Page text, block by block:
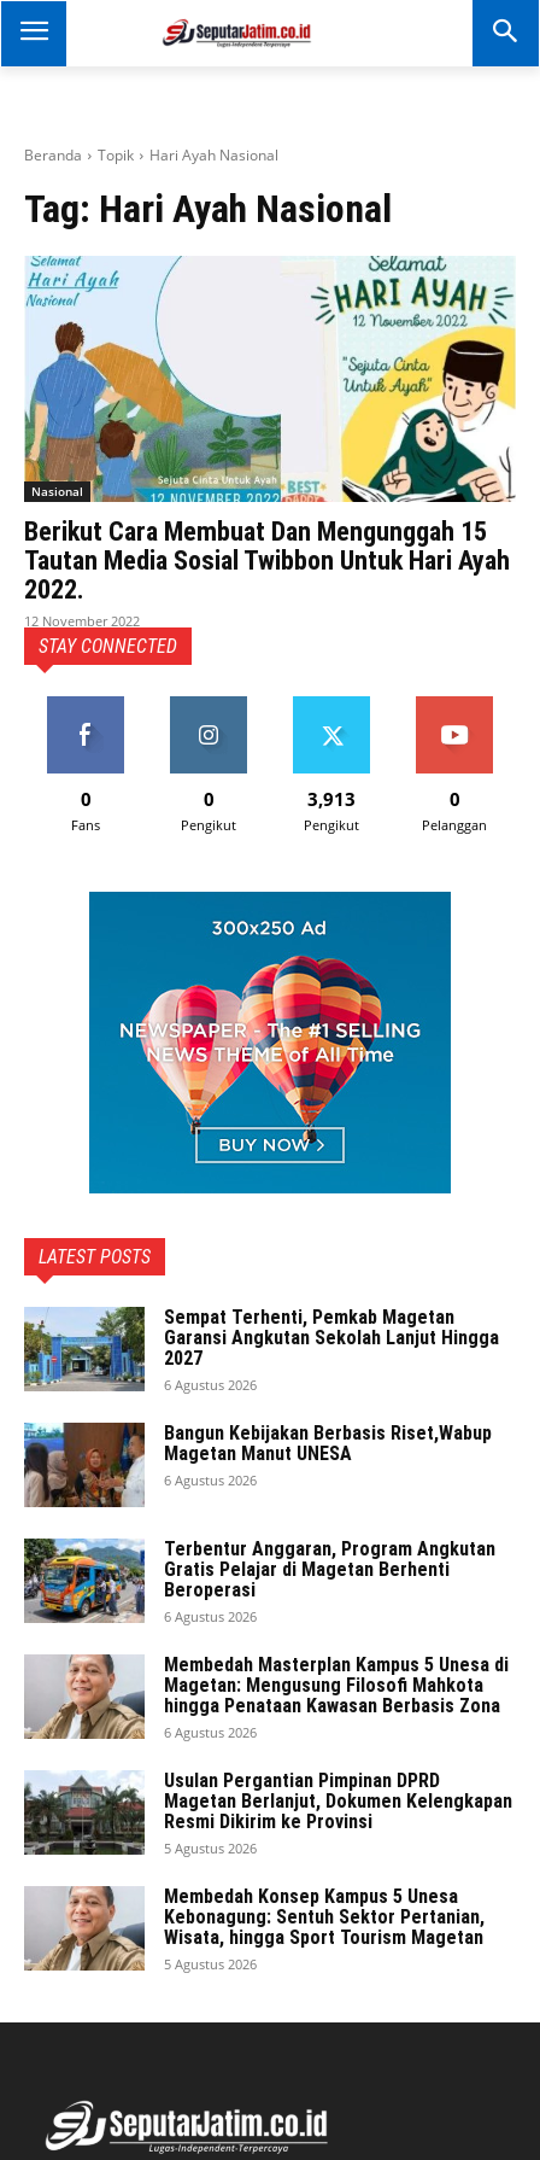
SEPUTAR JATIM
Portal Informasi Dan
Beranda Topik Hari Ayah Nasional
Tag: Hari Ayah Nasional
Nasional
Berikut Cara Membuat Dan Mengunggah 15
Tautan Media Sosial Twibbon Untuk Hari Ayah
2022.
12 November 2022
STAY CONNECTED
0
Fans
0
Pengikut
3,913
Pengikut
0
Pelanggan
LATEST POSTS
Sempat Terhenti, Pemkab Magetan
Garansi Angkutan Sekolah Lanjut Hingga
2027
6 Agustus 2026
Bangun Kebijakan Berbasis Riset,Wabup
Magetan Manut UNESA
6 Agustus 2026
Terbentur Anggaran, Program Angkutan
Gratis Pelajar di Magetan Berhenti
Beroperasi
6 Agustus 2026
Membedah Masterplan Kampus 5 Unesa di
Magetan: Mengusung Filosofi Mahkota
hingga Penataan Kawasan Berbasis Zona
6 Agustus 2026
Usulan Pergantian Pimpinan DPRD
Magetan Berlanjut, Dokumen Kelengkapan
Resmi Dikirim ke Provinsi
5 Agustus 2026
Membedah Konsep Kampus 5 Unesa
Kebonagung: Sentuh Sektor Pertanian,
Wisata, hingga Sport Tourism Magetan
5 Agustus 2026